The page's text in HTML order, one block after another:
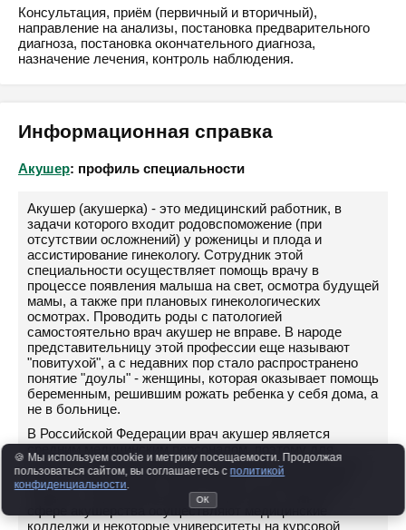
Консультация, приём (первичный и вторичный),
направление на анализы, постановка предварительного
диагноза, постановка окончательного диагноза,
назначение лечения, контроль наблюдения.
Информационная справка
Акушер: профиль специальности
Акушер (акушерка) - это медицинский работник, в
задачи которого входит родовспоможение (при
отсутствии осложнений) у роженицы и плода и
ассистирование гинекологу. Сотрудник этой
специальности осуществляет помощь врачу в
процессе появления малыша на свет, осмотра будущей
мамы, а также при плановых гинекологических
осмотрах. Проводить роды с патологией
самостоятельно врач акушер не вправе. В народе
представительницу этой профессии еще называют
"повитухой", а с недавних пор стало распространено
понятие "доулы" - женщины, которая оказывает помощь
беременным, решившим рожать ребенка у себя дома, а
не в больнице.
В Российской Федерации врач акушер является
средним медицинским персоналом, поэтому для
получения квалификации в этой области достаточно
средне-специального образования по направлению
"медико - акушерское дело". Подготовку кадров в
сфере акушерства осуществляют медицинские
колледжи и некоторые университеты на курсовой
🍪 Мы используем cookie и метрику посещаемости. Продолжая
пользоваться сайтом, вы соглашаетесь с политикой
конфиденциальности
ОК